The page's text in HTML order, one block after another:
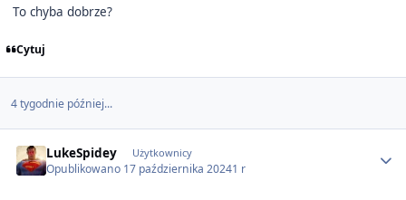
To chyba dobrze?
Cytuj
4 tygodnie później...
LukeSpidey Użytkownicy
Opublikowano 17 października 20241 r